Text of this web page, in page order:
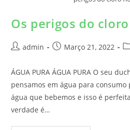
Os perigos do
admin Março 21, 2022
ÁGUA PURA ÁGUA PURA O seu
pensamos em água para
água que bebemos e isso é
verdade é…